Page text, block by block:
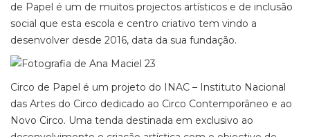
de Papel é um de muitos projectos artísticos e de inclusão
social que esta escola e centro criativo tem vindo a
desenvolver desde 2016, data da sua fundação.
Circo de Papel é um projeto do INAC – Instituto Nacional
das Artes do Circo dedicado ao Circo Contemporâneo e ao
Novo Circo. Uma tenda destinada em exclusivo ao